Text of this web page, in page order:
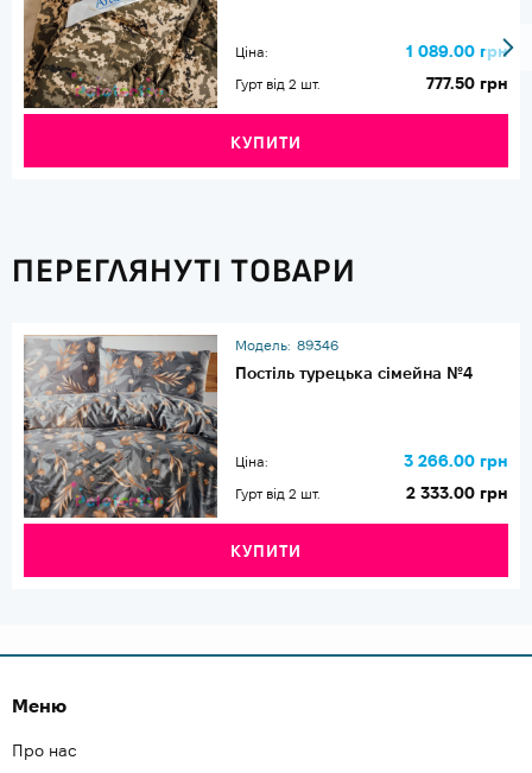
Ціна: 1 089.00 грн
Гурт від 2 шт. 777.50 грн
КУПИТИ
ПЕРЕГЛЯНУТІ ТОВАРИ
Модель: 89346
Постіль турецька сімейна №4
Ціна: 3 266.00 грн
Гурт від 2 шт. 2 333.00 грн
КУПИТИ
Меню
Про нас